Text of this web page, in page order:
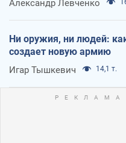
Александр Левченко
Ни оружия, ни людей:
создает новую армию
Игар Тышкевич 14,1 т.